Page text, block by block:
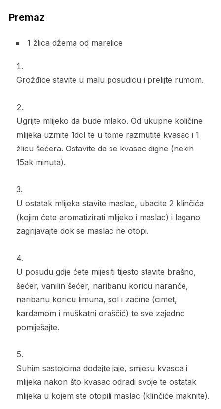
Premaz
1 žlica džema od marelice
Grožđice stavite u malu posudicu i prelijte rumom.
Ugrijte mlijeko da bude mlako. Od ukupne količine
mlijeka uzmite 1dcl te u tome razmutite kvasac i 1
žlicu šećera. Ostavite da se kvasac digne (nekih
15ak minuta).
U ostatak mlijeka stavite maslac, ubacite 2 klinčića
(kojim ćete aromatizirati mlijeko i maslac) i lagano
zagrijavajte dok se maslac ne otopi.
U posudu gdje ćete mijesiti tijesto stavite brašno,
šećer, vanilin šećer, naribanu koricu naranče,
naribanu koricu limuna, sol i začine (cimet,
kardamom i muškatni oraščić) te sve zajedno
pomiješajte.
Suhim sastojcima dodajte jaje, smjesu kvasca i
mlijeka nakon što kvasac odradi svoje te ostatak
mlijeka u kojem ste otopili maslac (klinčiće maknite).